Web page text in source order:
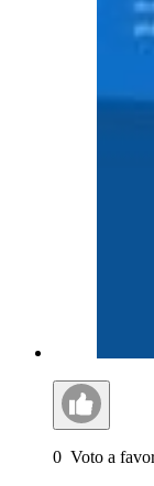
0 Voto a